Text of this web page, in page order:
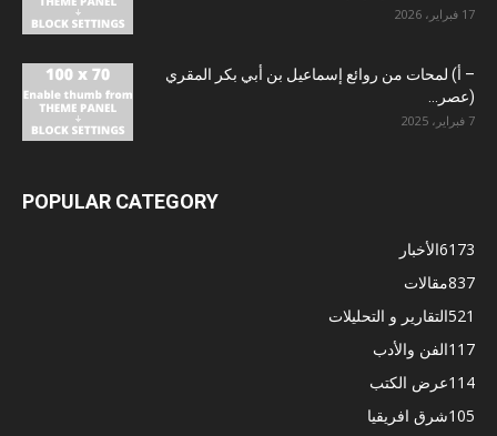
17 فبراير، 2026
– أ) لمحات من روائع إسماعيل بن أبي بكر المقري
(عصر...
7 فبراير، 2025
POPULAR CATEGORY
الأخبار6173
مقالات837
التقارير و التحليلات521
الفن والأدب117
عرض الكتب114
شرق افريقيا105